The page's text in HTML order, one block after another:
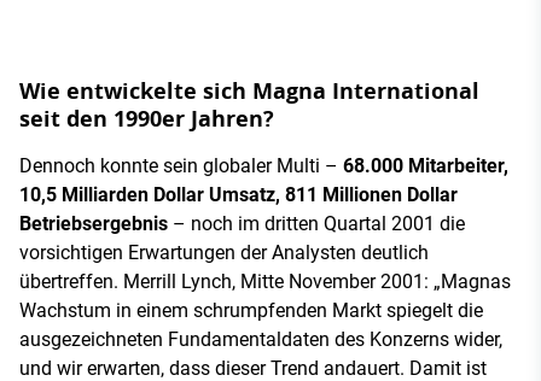
Wie entwickelte sich Magna International
seit den 1990er Jahren?
Dennoch konnte sein globaler Multi – 68.000 Mitarbeiter,
10,5 Milliarden Dollar Umsatz, 811 Millionen Dollar
Betriebsergebnis – noch im dritten Quartal 2001 die
vorsichtigen Erwartungen der Analysten deutlich
übertreffen. Merrill Lynch, Mitte November 2001: „Magnas
Wachstum in einem schrumpfenden Markt spiegelt die
ausgezeichneten Fundamentaldaten des Konzerns wider,
und wir erwarten, dass dieser Trend andauert. Damit ist